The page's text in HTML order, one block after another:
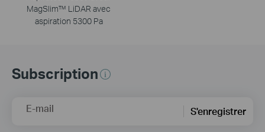
MagSlim™ LiDAR avec
aspiration 5300 Pa
Subscription
E-mail S'enregistrer